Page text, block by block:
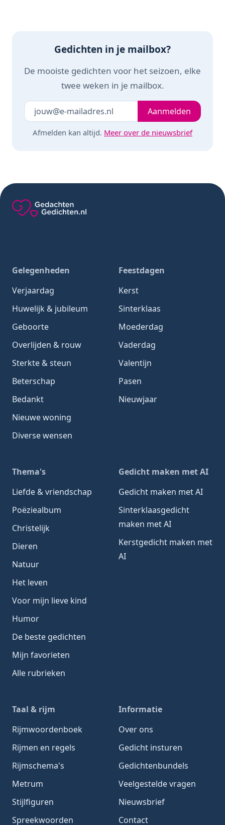
Gedichten in je mailbox?
De mooiste gedichten voor het seizoen, elke
twee weken in je mailbox.
Laat dit veld leeg Je e-mailadresAanmelden
Afmelden kan altijd. Meer over de nieuwsbrief
Gelegenheden
Verjaardag
Huwelijk & jubileum
Geboorte
Overlijden & rouw
Sterkte & steun
Beterschap
Bedankt
Nieuwe woning
Diverse wensen
Feestdagen
Kerst
Sinterklaas
Moederdag
Vaderdag
Valentijn
Pasen
Nieuwjaar
Thema's
Liefde & vriendschap
Poëziealbum
Christelijk
Dieren
Natuur
Het leven
Voor mijn lieve kind
Humor
De beste gedichten
Mijn favorieten
Alle rubrieken
Gedicht maken met AI
Gedicht maken met AI
Sinterklaasgedicht
maken met AI
Kerstgedicht maken met
AI
Taal & rijm
Rijmwoordenboek
Rijmen en regels
Rijmschema's
Metrum
Stijlfiguren
Spreekwoorden
Informatie
Over ons
Gedicht insturen
Gedichtenbundels
Veelgestelde vragen
Nieuwsbrief
Contact